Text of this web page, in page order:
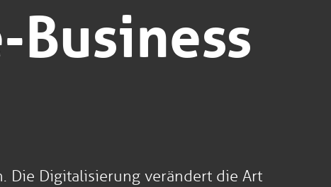
Die Digitalisierung verändert die Art